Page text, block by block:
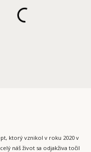
ktorý vznikol v roku 2020 v
náš život sa odjakživa točil